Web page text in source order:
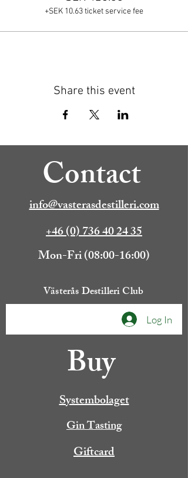
+SEK 10.63 ticket service fee
Share this event
Contact
info@vasterasdestilleri.com
+46 (0) 736 40 24 35
Mon-Fri (08:00-16:00)
Västerås Destilleri Club
Log In
Buy
Systembolaget
Gin Tasting
Giftcard